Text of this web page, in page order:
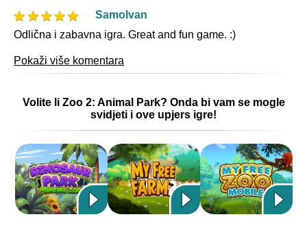
SamoIvan
Odlična i zabavna igra. Great and fun game. :)
Pokaži više komentara
Volite li Zoo 2: Animal Park? Onda bi vam se mogle
svidjeti i ove upjers igre!